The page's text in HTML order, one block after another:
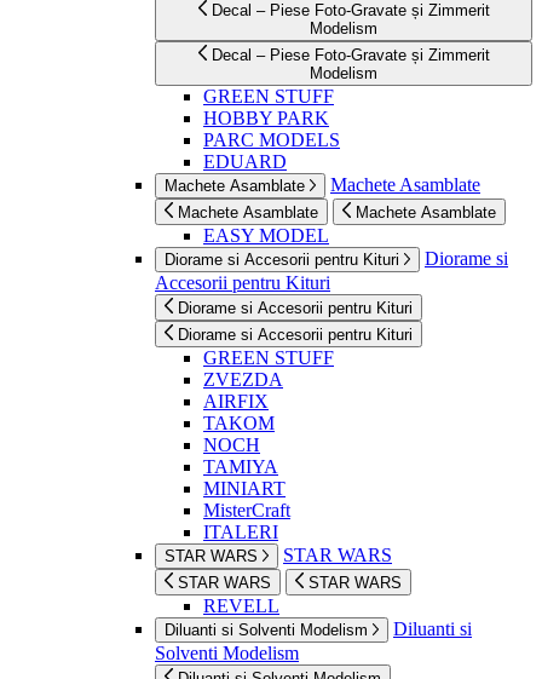
Decal – Piese Foto-Gravate și Zimmerit
Modelism
Decal – Piese Foto-Gravate și Zimmerit
Modelism
GREEN STUFF
HOBBY PARK
PARC MODELS
EDUARD
Machete Asamblate Machete Asamblate
Machete Asamblate Machete Asamblate
EASY MODEL
Diorame si Accesorii pentru Kituri
Diorame si
Accesorii pentru Kituri
Diorame si Accesorii pentru Kituri
Diorame si Accesorii pentru Kituri
GREEN STUFF
ZVEZDA
AIRFIX
TAKOM
NOCH
TAMIYA
MINIART
MisterCraft
ITALERI
STAR WARS STAR WARS
STAR WARS STAR WARS
REVELL
Diluanti si Solventi Modelism
Diluanti si
Solventi Modelism